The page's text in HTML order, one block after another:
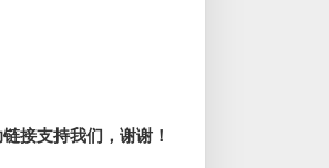
接支持我们，谢谢！